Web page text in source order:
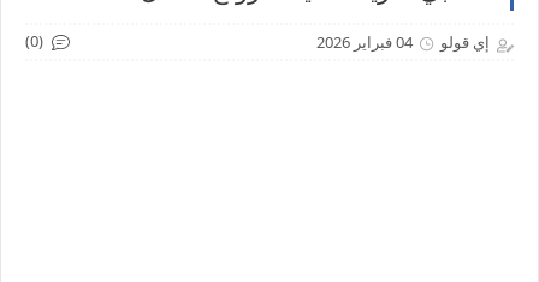
إي قولو 04 فبراير 2026 (0)